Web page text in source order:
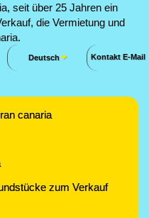
Kontakt E-Mail
Deutsch
canaria
zum Verkauf